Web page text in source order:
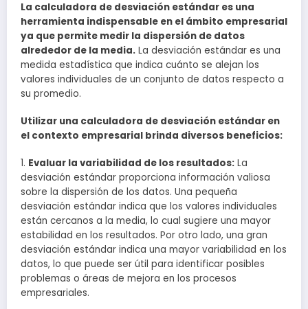
La calculadora de desviación estándar es una
herramienta indispensable en el ámbito empresarial
ya que permite medir la dispersión de datos
alrededor de la media. La desviación estándar es una
medida estadística que indica cuánto se alejan los
valores individuales de un conjunto de datos respecto a
su promedio.
Utilizar una calculadora de desviación estándar en
el contexto empresarial brinda diversos beneficios:
1. Evaluar la variabilidad de los resultados: La
desviación estándar proporciona información valiosa
sobre la dispersión de los datos. Una pequeña
desviación estándar indica que los valores individuales
están cercanos a la media, lo cual sugiere una mayor
estabilidad en los resultados. Por otro lado, una gran
desviación estándar indica una mayor variabilidad en los
datos, lo que puede ser útil para identificar posibles
problemas o áreas de mejora en los procesos
empresariales.